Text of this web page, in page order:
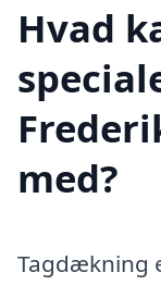
Hvad
med?
Tagdækning